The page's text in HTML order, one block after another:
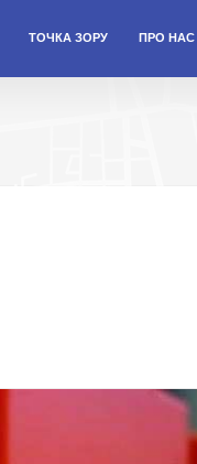
ТОЧКА ЗОРУ ПРО НАС